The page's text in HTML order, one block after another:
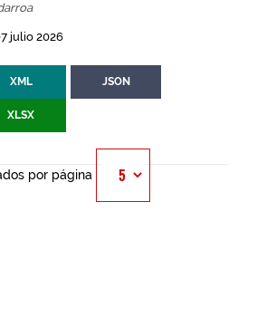
julio 2026
XML JSON
XLSX
por página